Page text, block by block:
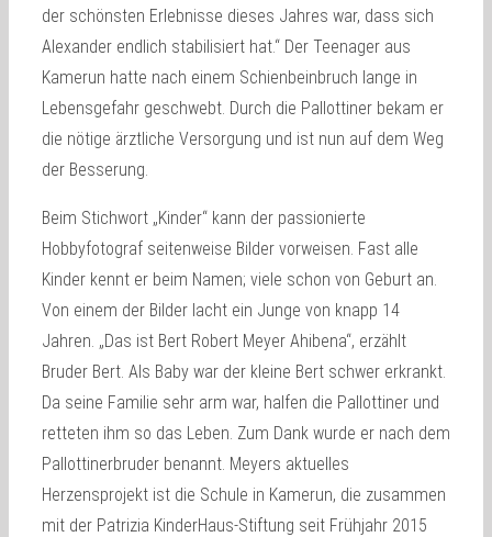
der schönsten Erlebnisse dieses Jahres war, dass sich
Alexander endlich stabilisiert hat.“ Der Teenager aus
Kamerun hatte nach einem Schienbeinbruch lange in
Lebensgefahr geschwebt. Durch die Pallottiner bekam er
die nötige ärztliche Versorgung und ist nun auf dem Weg
der Besserung.
Beim Stichwort „Kinder“ kann der passionierte
Hobbyfotograf seitenweise Bilder vorweisen. Fast alle
Kinder kennt er beim Namen; viele schon von Geburt an.
Von einem der Bilder lacht ein Junge von knapp 14
Jahren. „Das ist Bert Robert Meyer Ahibena“, erzählt
Bruder Bert. Als Baby war der kleine Bert schwer erkrankt.
Da seine Familie sehr arm war, halfen die Pallottiner und
retteten ihm so das Leben. Zum Dank wurde er nach dem
Pallottinerbruder benannt. Meyers aktuelles
Herzensprojekt ist die Schule in Kamerun, die zusammen
mit der Patrizia KinderHaus-Stiftung seit Frühjahr 2015